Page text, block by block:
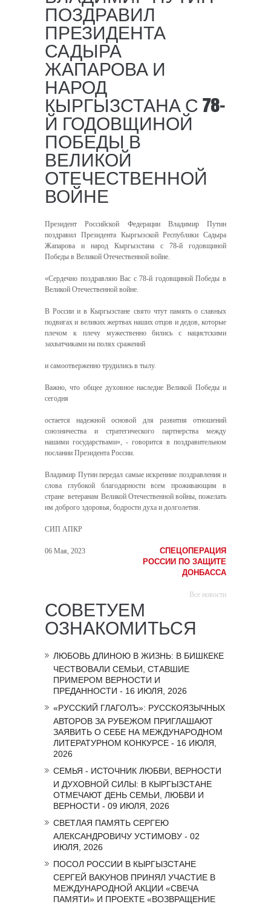
ПОЗДРАВИЛ
ПРЕЗИДЕНТА
САДЫРА
ЖАПАРОВА И
НАРОД
КЫРГЫЗСТАНА С 78-
Й ГОДОВЩИНОЙ
ПОБЕДЫ В
ВЕЛИКОЙ
ОТЕЧЕСТВЕННОЙ
ВОЙНЕ
Президент Российской Федерации Владимир Путин
поздравил Президента Кыргызской Республики Садыра
Жапарова и народ Кыргызстана с 78-й годовщиной
Победы в Великой Отечественной войне.
«Сердечно поздравляю Вас с 78-й годовщиной Победы в
Великой Отечественной войне.
В России и в Кыргызстане свято чтут память о славных
подвигах и великих жертвах наших отцов и дедов, которые
плечом к плечу мужественно бились с нацистскими
захватчиками на полях сражений
и самоотверженно трудились в тылу.
Важно, что общее духовное наследие Великой Победы и
сегодня
остается надежной основой для развития отношений
союзничества и стратегического партнерства между
нашими государствами», - говорится в поздравительном
послании Президента России.
Владимир Путин передал самые искренние поздравления и
слова глубокой благодарности всем проживающим в
стране ветеранам Великой Отечественной войны, пожелать
им доброго здоровья, бодрости духа и долголетия.
СИП АПКР
06 Мая, 2023
СПЕЦОПЕРАЦИЯ
РОССИИ ПО ЗАЩИТЕ
ДОНБАССА
Все новости
СОВЕТУЕМ
ОЗНАКОМИТЬСЯ
ЛЮБОВЬ ДЛИНОЮ В ЖИЗНЬ: В БИШКЕКЕ
ЧЕСТВОВАЛИ СЕМЬИ, СТАВШИЕ
ПРИМЕРОМ ВЕРНОСТИ И
ПРЕДАННОСТИ - 16 ИЮЛЯ, 2026
«РУССКИЙ ГЛАГОЛЪ»: РУССКОЯЗЫЧНЫХ
АВТОРОВ ЗА РУБЕЖОМ ПРИГЛАШАЮТ
ЗАЯВИТЬ О СЕБЕ НА МЕЖДУНАРОДНОМ
ЛИТЕРАТУРНОМ КОНКУРСЕ - 16 ИЮЛЯ,
2026
СЕМЬЯ - ИСТОЧНИК ЛЮБВИ, ВЕРНОСТИ
И ДУХОВНОЙ СИЛЫ: В КЫРГЫЗСТАНЕ
ОТМЕЧАЮТ ДЕНЬ СЕМЬИ, ЛЮБВИ И
ВЕРНОСТИ - 09 ИЮЛЯ, 2026
СВЕТЛАЯ ПАМЯТЬ СЕРГЕЮ
АЛЕКСАНДРОВИЧУ УСТИМОВУ - 02
ИЮЛЯ, 2026
ПОСОЛ РОССИИ В КЫРГЫЗСТАНЕ
СЕРГЕЙ ВАКУНОВ ПРИНЯЛ УЧАСТИЕ В
МЕЖДУНАРОДНОЙ АКЦИИ «СВЕЧА
ПАМЯТИ» И ПРОЕКТЕ «ВОЗВРАЩЕНИЕ